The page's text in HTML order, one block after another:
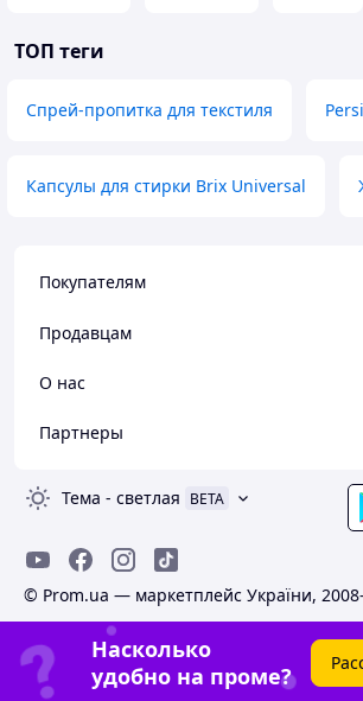
ТОП теги
Спрей-пропитка для текстиля
Капсулы для стирки Brix Universal
Покупателям
Продавцам
О нас
Партнеры
Тема - светлая BETA
© Prom.ua — маркетплейс України,
Насколько
удобно на проме?